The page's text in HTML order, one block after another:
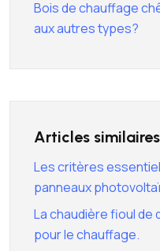
Bois de chauffage
aux autres types?
Articles similaires
Les critères
panneaux
La chaudière fioul de
pour le chauffage.